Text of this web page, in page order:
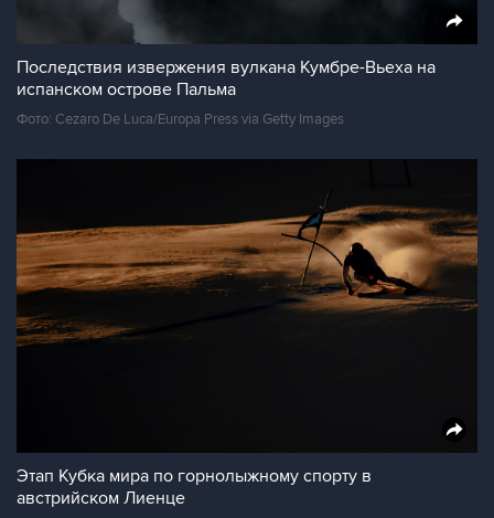
Последствия извержения вулкана Кумбре-Вьеха на
испанском острове Пальма
Фото: Cezaro De Luca/Europa Press via Getty Images
Этап Кубка мира по горнолыжному спорту в
австрийском Лиенце